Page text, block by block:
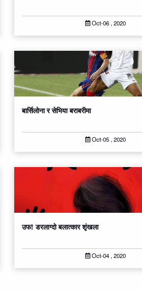
Oct-06 , 2020
बार्सिलोना र सेभिया बराबरीमा
Oct-05 , 2020
उफ! डरलाग्दो बलात्कार शृंखला
Oct-04 , 2020